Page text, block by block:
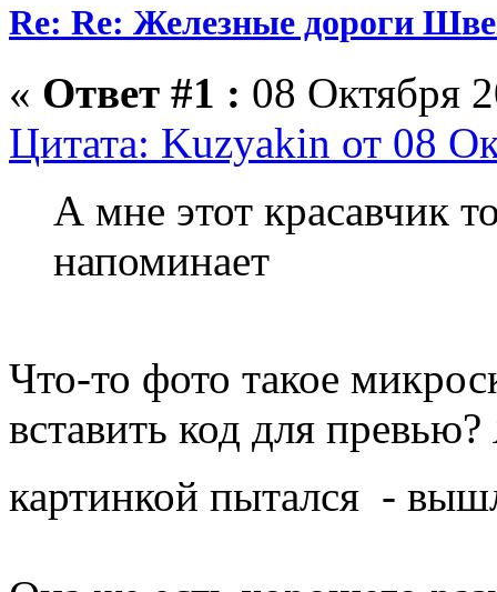
Re: Re: Железные дороги
« Ответ #1 : 08 Октября
Цитата: Kuzyakin от 08
А мне этот красавчик
напоминает
Что-то фото такое
вставить код для
картинкой пытался -